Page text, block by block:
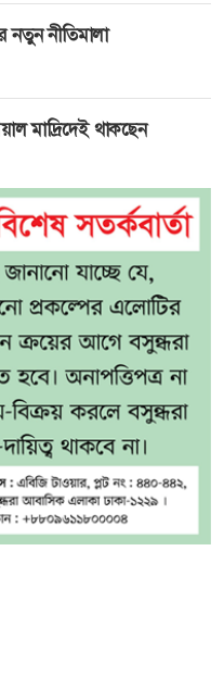
নতুন নীতিমালা
মাদ্রিদেই থাকছেন